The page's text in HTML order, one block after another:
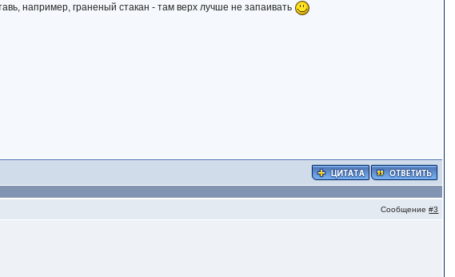
например, граненый стакан - там верх лучше не запаивать
Сообщение#3